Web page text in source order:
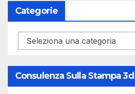
Categorie
Categorie
Consulenza Sulla Stampa 3d